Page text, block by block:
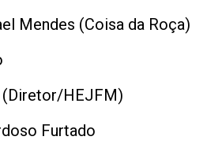
Mendes (Coisa da Roça)
(Diretor/HEJFM)
Furtado